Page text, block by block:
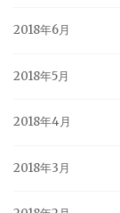
2018年6月
2018年5月
2018年4月
2018年3月